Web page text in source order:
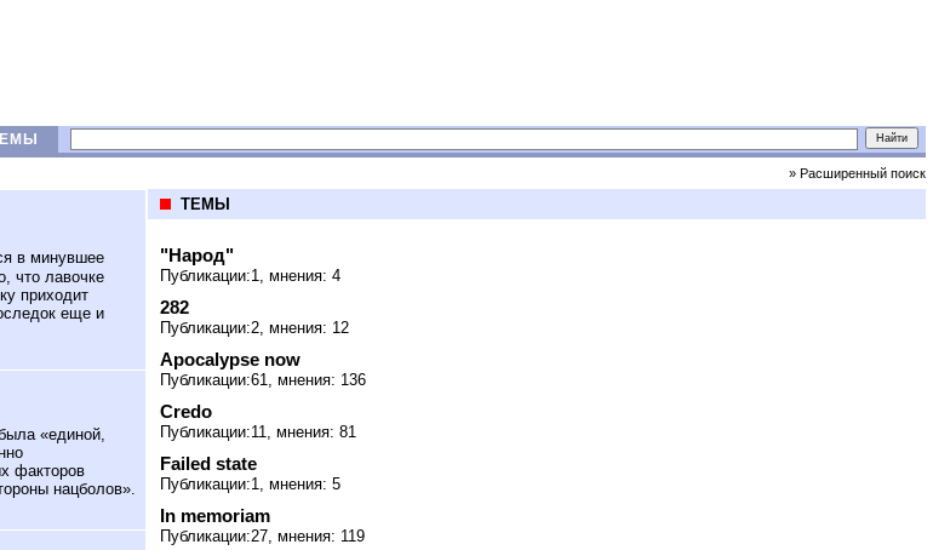
» Расширенный поиск
в минувшее
что лавочке
приходит
еще и
«единой,
факторов
нацболов».
ТЕМЫ
"Народ"
Публикации:1, мнения: 4
282
Публикации:2, мнения: 12
Apocalypse now
Публикации:61, мнения: 136
Credo
Публикации:11, мнения: 81
Failed state
Публикации:1, мнения: 5
In memoriam
Публикации:27, мнения: 119